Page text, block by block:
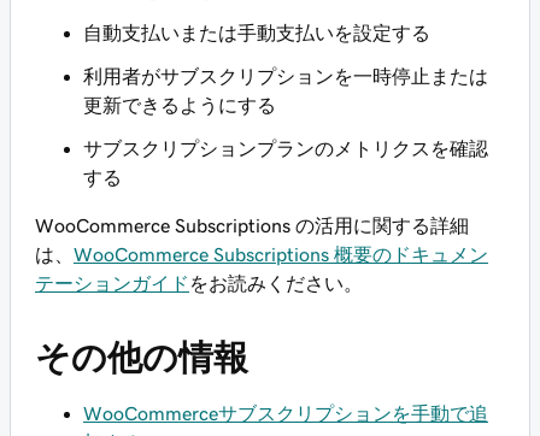
自動支払いまたは手動支払いを設定する
利用者がサブスクリプションを一時停止または
更新できるようにする
サブスクリプションプランのメトリクスを確認
する
WooCommerce Subscriptions の活用に関する詳細
は、 WooCommerce Subscriptions 概要のドキュメン
テーションガイド をお読みください。
その他の情報
WooCommerceサブスクリプションを手動で追